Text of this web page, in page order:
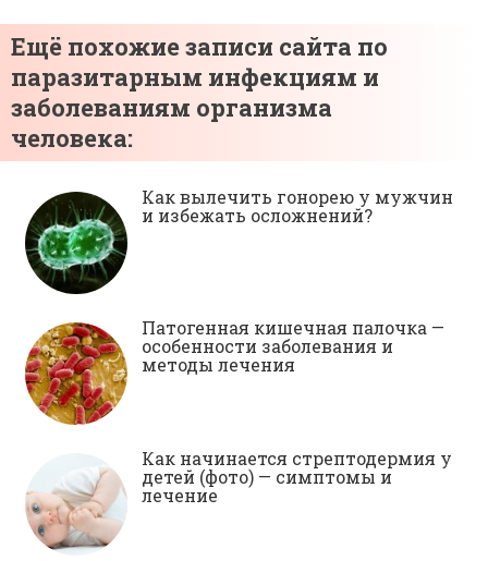
Ещё похожие записи сайта по
паразитарным инфекциям и
заболеваниям организма
человека:
Как вылечить гонорею у мужчин
и избежать осложнений?
Патогенная кишечная палочка —
особенности заболевания и
методы лечения
Как начинается стрептодермия у
детей (фото) — симптомы и
лечение